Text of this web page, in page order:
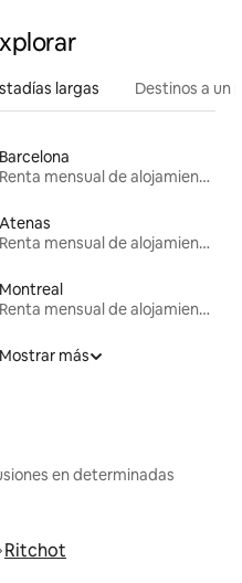
largas Destinos a un
Barcelona
Renta mensual de alojamientos
Atenas
Renta mensual de alojamientos
Montreal
Renta mensual de alojamientos
Mostrar más
en determinadas
Ritchot